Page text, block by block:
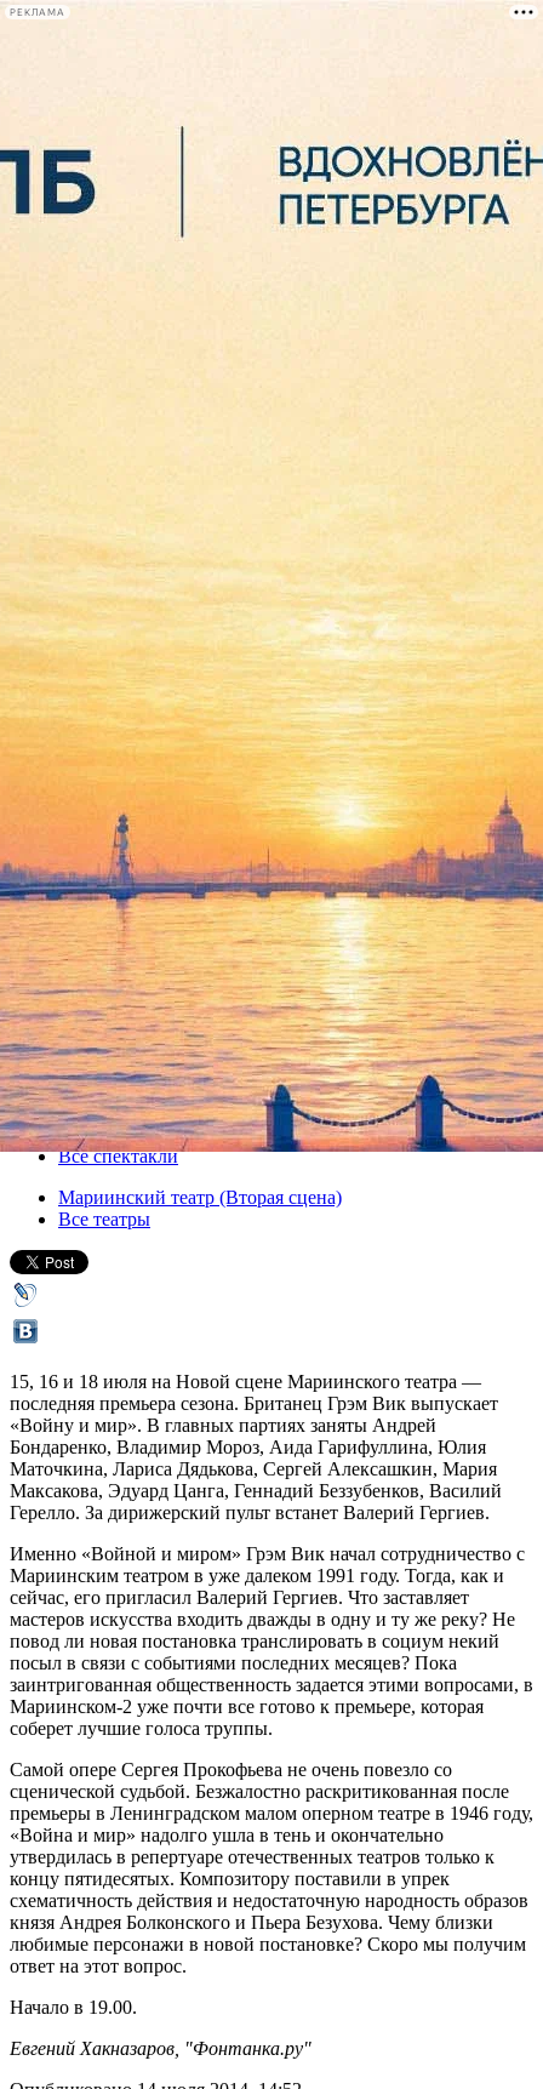
РЕКЛАМА
Сегодня:
В Мариинском театре споют
о войне и мире
15 июля 2014, вторник,19.00-18 июля 2014, пятница
Версия для печати
Все спектакли
Мариинский театр (Вторая сцена)
Все театры
15, 16 и 18 июля на Новой сцене Мариинского театра —
последняя премьера сезона. Британец Грэм Вик выпускает
«Войну и мир». В главных партиях заняты Андрей
Бондаренко, Владимир Мороз, Аида Гарифуллина, Юлия
Маточкина, Лариса Дядькова, Сергей Алексашкин, Мария
Максакова, Эдуард Цанга, Геннадий Беззубенков, Василий
Герелло. За дирижерский пульт встанет Валерий Гергиев.
Именно «Войной и миром» Грэм Вик начал сотрудничество с
Мариинским театром в уже далеком 1991 году. Тогда, как и
сейчас, его пригласил Валерий Гергиев. Что заставляет
мастеров искусства входить дважды в одну и ту же реку? Не
повод ли новая постановка транслировать в социум некий
посыл в связи с событиями последних месяцев? Пока
заинтригованная общественность задается этими вопросами, в
Мариинском-2 уже почти все готово к премьере, которая
соберет лучшие голоса труппы.
Самой опере Сергея Прокофьева не очень повезло со
сценической судьбой. Безжалостно раскритикованная после
премьеры в Ленинградском малом оперном театре в 1946 году,
«Война и мир» надолго ушла в тень и окончательно
утвердилась в репертуаре отечественных театров только к
концу пятидесятых. Композитору поставили в упрек
схематичность действия и недостаточную народность образов
князя Андрея Болконского и Пьера Безухова. Чему близки
любимые персонажи в новой постановке? Скоро мы получим
ответ на этот вопрос.
Начало в 19.00.
Евгений Хакназаров, "Фонтанка.ру"